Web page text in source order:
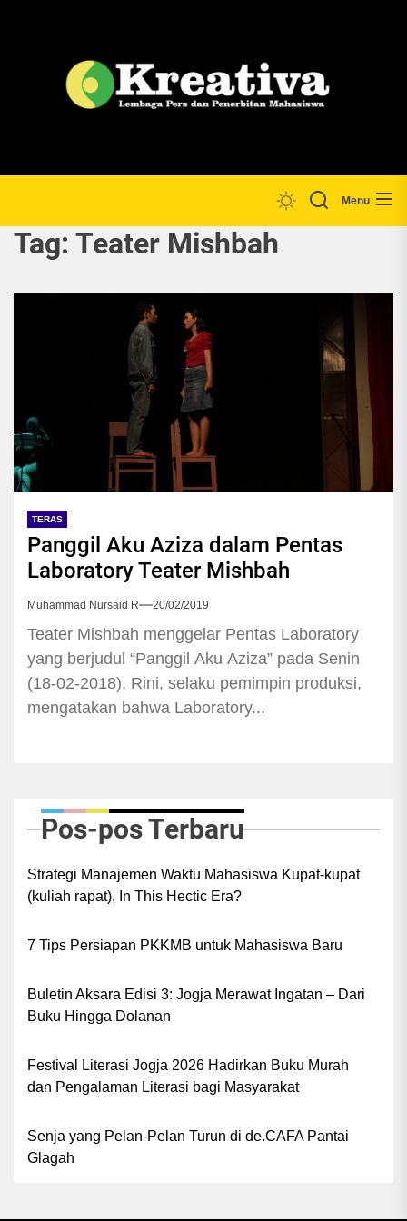
Menu
Tag: Teater Mishbah
TERAS
Panggil Aku Aziza dalam Pentas
Laboratory Teater Mishbah
Muhammad Nursaid R 20/02/2019
Teater Mishbah menggelar Pentas Laboratory
yang berjudul “Panggil Aku Aziza” pada Senin
(18-02-2018). Rini, selaku pemimpin produksi,
mengatakan bahwa Laboratory...
Pos-pos Terbaru
Strategi Manajemen Waktu Mahasiswa Kupat-kupat
(kuliah rapat), In This Hectic Era?
7 Tips Persiapan PKKMB untuk Mahasiswa Baru
Buletin Aksara Edisi 3: Jogja Merawat Ingatan – Dari
Buku Hingga Dolanan
Festival Literasi Jogja 2026 Hadirkan Buku Murah
dan Pengalaman Literasi bagi Masyarakat
Senja yang Pelan-Pelan Turun di de.CAFA Pantai
Glagah